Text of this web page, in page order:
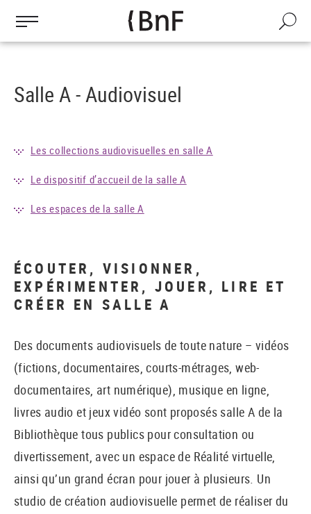
contenu
Recherche
Salle A - Audiovisuel
Les collections audiovisuelles en salle A
Le dispositif d’accueil de la salle A
Les espaces de la salle A
ÉCOUTER, VISIONNER,
EXPÉRIMENTER, JOUER, LIRE ET
CRÉER EN SALLE A
Des documents audiovisuels de toute nature – vidéos
(fictions, documentaires, courts-métrages, web-
documentaires, art numérique), musique en ligne,
livres audio et jeux vidéo sont proposés salle A de la
Bibliothèque tous publics pour consultation ou
divertissement, avec un espace de Réalité virtuelle,
ainsi qu’un grand écran pour jouer à plusieurs. Un
studio de création audiovisuelle permet de réaliser du